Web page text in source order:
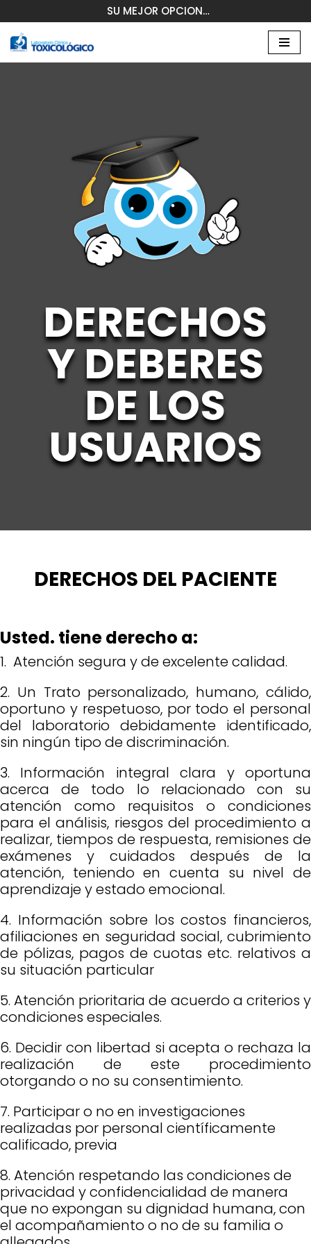
Saltar
al
SU MEJOR OPCION…
DERECHOS
Y DEBERES
DE LOS
USUARIOS
DERECHOS DEL PACIENTE
Usted. tiene derecho a:
1. Atención segura y de excelente calidad.
2. Un Trato personalizado, humano, cálido,
oportuno y respetuoso, por todo el personal
del laboratorio debidamente identificado,
sin ningún tipo de discriminación.
3. Información integral clara y oportuna
acerca de todo lo relacionado con su
atención como requisitos o condiciones
para el análisis, riesgos del procedimiento a
realizar, tiempos de respuesta, remisiones de
exámenes y cuidados después de la
atención, teniendo en cuenta su nivel de
aprendizaje y estado emocional.
4. Información sobre los costos financieros,
afiliaciones en seguridad social, cubrimiento
de pólizas, pagos de cuotas etc. relativos a
su situación particular
5. Atención prioritaria de acuerdo a criterios y
condiciones especiales.
6. Decidir con libertad si acepta o rechaza la
realización de este procedimiento
otorgando o no su consentimiento.
7. Participar o no en investigaciones
realizadas por personal científicamente
calificado, previa
8. Atención respetando las condiciones de
privacidad y confidencialidad de manera
que no expongan su dignidad humana, con
el acompañamiento o no de su familia o